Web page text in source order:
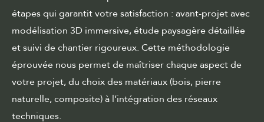
étapes qui garantit votre satisfaction : avant-projet avec
modélisation 3D immersive, étude paysagère détaillée
et suivi de chantier rigoureux. Cette méthodologie
éprouvée nous permet de maîtriser chaque aspect de
votre projet, du choix des matériaux (bois, pierre
naturelle, composite) à l’intégration des réseaux
techniques.